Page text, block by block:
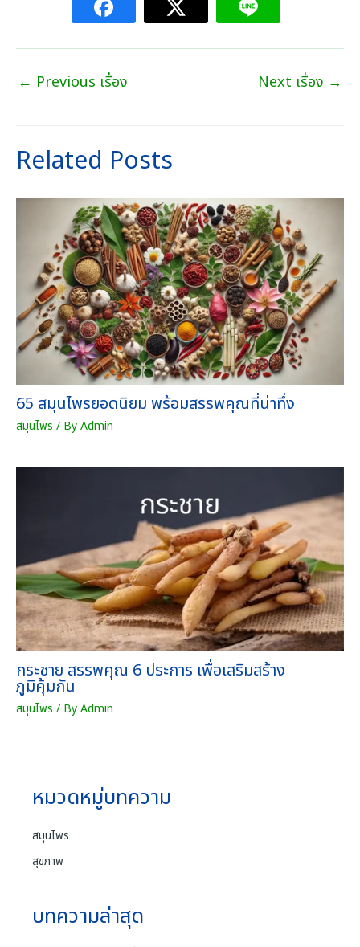
0
h
o
u
g
h
7
2
0
.
0
0
บ
า
ท
(
ว
อ
ย
ม
ฤ
ท
ชิ้
น
← Previous เรื่อง Next เรื่อง →
Related Posts
65 สมุนไพรยอดนิยม พร้อมสรรพคุณที่น่าทึ่ง
สมุนไพร / ByAdmin
กระชาย สรรพคุณ 6 ประการ เพื่อเสริมสร้าง
ภูมิคุ้มกัน
สมุนไพร / ByAdmin
หมวดหมู่บทความ
สมุนไพร
สุขภาพ
บทความล่าสุด